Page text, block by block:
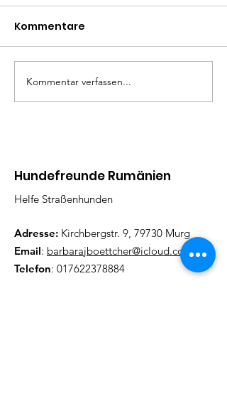
Kommentare
Kommentar verfassen...
Hundefreunde Rumänien
Helfe Straßenhunden
Adresse: Kirchbergstr. 9, 79730 Murg
Email: barbarajboettcher@icloud.com
Telefon: 017622378884